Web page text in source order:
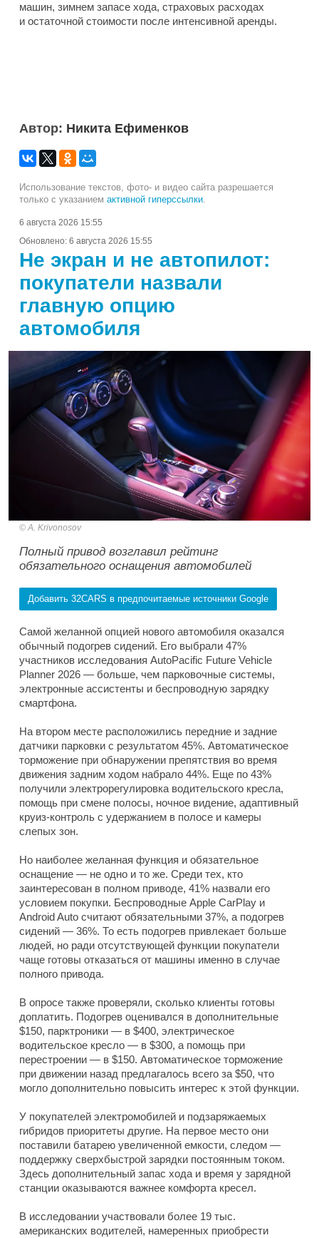
машин, зимнем запасе хода, страховых расходах
и остаточной стоимости после интенсивной аренды.
Автор: Никита Ефименков
Использование текстов, фото- и видео сайта разрешается
только с указанием активной гиперссылки
6 августа 2026 15:55
Обновлено: 6 августа 2026 15:55
Не экран и не автопилот:
покупатели назвали
главную опцию
автомобиля
A. Krivonosov
Полный привод возглавил рейтинг
обязательного оснащения автомобилей
Добавить 32CARS в предпочитаемые источники Google
Самой желанной опцией нового автомобиля оказался
обычный подогрев сидений. Его выбрали 47%
участников исследования AutoPacific Future Vehicle
Planner 2026 — больше, чем парковочные системы,
электронные ассистенты и беспроводную зарядку
смартфона.
На втором месте расположились передние и задние
датчики парковки с результатом 45%. Автоматическое
торможение при обнаружении препятствия во время
движения задним ходом набрало 44%. Еще по 43%
получили электрорегулировка водительского кресла,
помощь при смене полосы, ночное видение, адаптивный
круиз-контроль с удержанием в полосе и камеры
слепых зон.
Но наиболее желанная функция и обязательное
оснащение — не одно и то же. Среди тех, кто
заинтересован в полном приводе, 41% назвали его
условием покупки. Беспроводные Apple CarPlay и
Android Auto считают обязательными 37%, а подогрев
сидений — 36%. То есть подогрев привлекает больше
людей, но ради отсутствующей функции покупатели
чаще готовы отказаться от машины именно в случае
полного привода.
В опросе также проверяли, сколько клиенты готовы
доплатить. Подогрев оценивался в дополнительные
$150, парктроники — в $400, электрическое
водительское кресло — в $300, а помощь при
перестроении — в $150. Автоматическое торможение
при движении назад предлагалось всего за $50, что
могло дополнительно повысить интерес к этой функции.
У покупателей электромобилей и подзаряжаемых
гибридов приоритеты другие. На первое место они
поставили батарею увеличенной емкости, следом —
поддержку сверхбыстрой зарядки постоянным током.
Здесь дополнительный запас хода и время у зарядной
станции оказываются важнее комфорта кресел.
В исследовании участвовали более 19 тыс.
американских водителей, намеренных приобрести